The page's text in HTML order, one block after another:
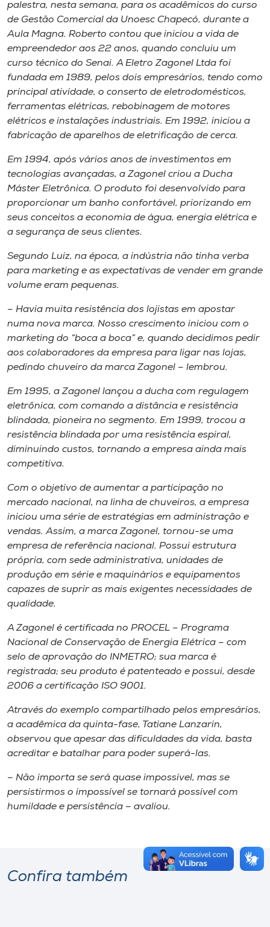
Biblioteca
Editora
Rádio
Museu
Unoesc
Store
Selecione
o idioma
A-
palestra, nesta semana, para os acadêmicos do curso
de Gestão Comercial da Unoesc Chapecó, durante a
Aula Magna. Roberto contou que iniciou a vida de
empreendedor aos 22 anos, quando concluiu um
curso técnico do Senai. A Eletro Zagonel Ltda foi
fundada em 1989, pelos dois empresários, tendo como
principal atividade, o conserto de eletrodomésticos,
ferramentas elétricas, rebobinagem de motores
elétricos e instalações industriais. Em 1992, iniciou a
fabricação de aparelhos de eletrificação de cerca.
Em 1994, após vários anos de investimentos em
tecnologias avançadas, a Zagonel criou a Ducha
Máster Eletrônica. O produto foi desenvolvido para
proporcionar um banho confortável, priorizando em
seus conceitos a economia de água, energia elétrica e
a segurança de seus clientes.
Segundo Luiz, na época, a indústria não tinha verba
para marketing e as expectativas de vender em grande
volume eram pequenas.
– Havia muita resistência dos lojistas em apostar
numa nova marca. Nosso crescimento iniciou com o
marketing do “boca a boca” e, quando decidimos pedir
aos colaboradores da empresa para ligar nas lojas,
pedindo chuveiro da marca Zagonel – lembrou.
Em 1995, a Zagonel lançou a ducha com regulagem
eletrônica, com comando a distância e resistência
blindada, pioneira no segmento. Em 1999, trocou a
resistência blindada por uma resistência espiral,
diminuindo custos, tornando a empresa ainda mais
competitiva.
Com o objetivo de aumentar a participação no
mercado nacional, na linha de chuveiros, a empresa
iniciou uma série de estratégias em administração e
vendas. Assim, a marca Zagonel, tornou-se uma
empresa de referência nacional. Possui estrutura
própria, com sede administrativa, unidades de
produção em série e maquinários e equipamentos
capazes de suprir as mais exigentes necessidades de
qualidade.
A Zagonel é certificada no PROCEL – Programa
Nacional de Conservação de Energia Elétrica – com
selo de aprovação do INMETRO; sua marca é
registrada; seu produto é patenteado e possui, desde
2006 a certificação ISO 9001.
Através do exemplo compartilhado pelos empresários,
a acadêmica da quinta-fase, Tatiane Lanzarin,
observou que apesar das dificuldades da vida, basta
acreditar e batalhar para poder superá-las.
– Não importa se será quase impossível, mas se
persistirmos o impossível se tornará possível com
humildade e persistência – avaliou.
Confira também